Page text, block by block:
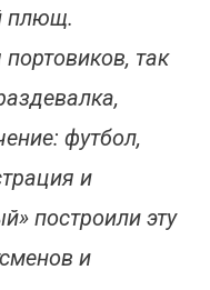
плющ.
так
футбол,
и
построили эту
и